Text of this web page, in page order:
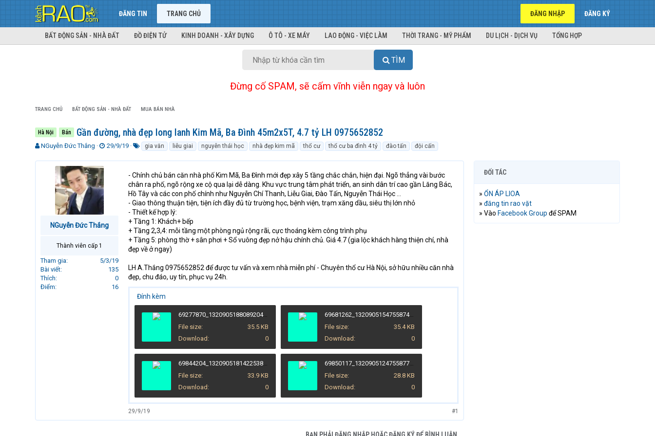
ĐĂNG TIN TRANG CHỦ ĐĂNG NHẬP ĐĂNG KÝ
BẤT ĐỘNG SẢN - NHÀ ĐẤT ĐỒ ĐIỆN TỬ KINH DOANH - XÂY DỰNG Ô TÔ - XE MÁY LAO ĐỘNG - VIỆC LÀM THỜI TRANG - MỸ PHẨM DU LỊCH - DỊCH VỤ TỔNG HỢP
TÌM
Đừng cố SPAM, sẽ cấm vĩnh viễn ngay và luôn
TRANG CHỦ BẤT ĐỘNG SẢN - NHÀ ĐẤT MUA BÁN NHÀ
Hà Nội Bán Gần đường, nhà đẹp long lanh Kim Mã, Ba Đình 45m2x5T, 4.7 tỷ LH 0975652852
T
r
NGuyễn Đức Thắng
N
à
29/9/19
k
h
a
gia văn liễu giai nguyễn thái học nhà đẹp kim mã thổ cư thổ cư ba đình 4 tỷ đào tấn đội cấn
NGuyễn Đức Thắng
Thành viên cấp 1
Tham gia
5/3/19
Bài viết
135
Thích
0
Điểm
16
- Chính chủ bán căn nhà phố Kim Mã, Ba Đình mới đẹp xây 5 tầng chắc chắn, hiện đại. Ngõ thẳng vài bước
chân ra phố, ngõ rộng xe cộ qua lại dễ dàng. Khu vực trung tâm phát triển, an sinh dân trí cao gần Lăng Bác,
Hồ Tây và các con phố chính như Nguyễn Chí Thanh, Liễu Giai, Đào Tấn, Nguyễn Thái Học …
- Giao thông thuận tiện, tiện ích đầy đủ từ trường học, bệnh viện, trạm xăng dầu, siêu thị lớn nhỏ
- Thiết kế hợp lý:
+ Tầng 1: Khách+ bếp
+ Tầng 2,3,4: mỗi tầng một phòng ngủ rộng rãi, cực thoáng kèm công trình phụ
+ Tầng 5: phòng thờ + sân phơi + Sổ vuông đẹp nở hậu chính chủ. Giá 4.7 (gia lộc khách hàng thiện chí, nhà
đẹp về ở ngay)
LH A.Thắng 0975652852 để được tư vấn và xem nhà miễn phí - Chuyên thổ cư Hà Nội, sở hữu nhiều căn nhà
đẹp, chu đáo, uy tín, phục vụ 24h.
Đính kèm
69277870_1320905188089204_1631326920886976512_n.jpg
File size
35.5 KB
Download
0
69681262_1320905154755874_3053308636026634240_n.jpg
File size
35.4 KB
Download
0
69844204_1320905181422538_4842794197125693440_n.jpg
File size
33.9 KB
Download
0
69850117_1320905124755877_7913838896306192384_n.jpg
File size
28.8 KB
Download
0
29/9/19 #1
ĐỐI TÁC
» ỔN ÁP LIOA
» đăng tin rao vặt
» Vào Facebook Group để SPAM